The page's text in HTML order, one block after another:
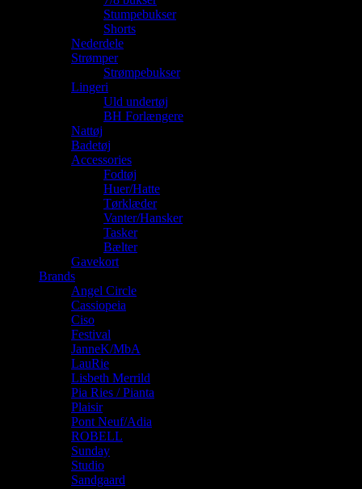
Stumpebukser
Shorts
Nederdele
Strømper
Strømpebukser
Lingeri
Uld undertøj
BH Forlængere
Nattøj
Badetøj
Accessories
Fodtøj
Huer/Hatte
Tørklæder
Vanter/Hansker
Tasker
Bælter
Gavekort
Brands
Angel Circle
Cassiopeia
Ciso
Festival
JanneK/MbA
LauRie
Lisbeth Merrild
Pia Ries / Pianta
Plaisir
Pont Neuf/Adia
ROBELL
Sunday
Studio
Sandgaard